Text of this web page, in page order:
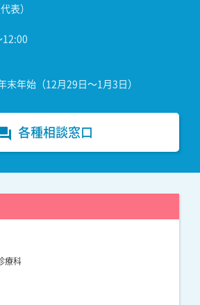
表）
末年始（12月29日～1月3日）
各種相談窓口
療科